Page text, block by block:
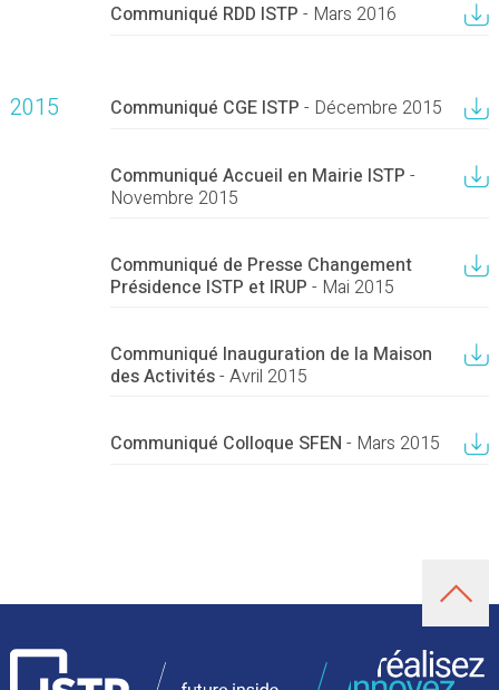
Communiqué RDD ISTP - Mars 2016
2015 Communiqué CGE ISTP - Décembre 2015
Communiqué Accueil en Mairie ISTP -
Novembre 2015
Communiqué de Presse Changement
Présidence ISTP et IRUP - Mai 2015
Communiqué Inauguration de la Maison
des Activités- Avril 2015
Communiqué Colloque SFEN - Mars 2015